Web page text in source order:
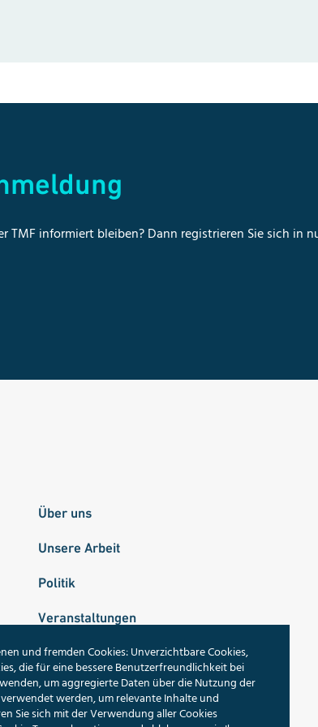
TMF informiert bleiben? Dann registrieren Sie sich in
Über uns
Unsere Arbeit
Politik
Veranstaltungen
Publikationen
Unsere Themen
Suche
und fremden Cookies: Unverzichtbare Cookies,
die für eine bessere Benutzerfreundlichkeit bei
um aggregierte Daten über die Nutzung der
werden, um relevante Inhalte und
Sie sich mit der Verwendung aller Cookies